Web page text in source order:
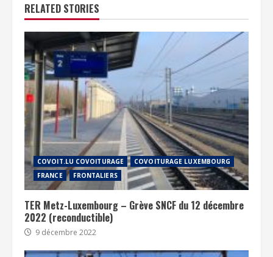
RELATED STORIES
COVOIT.LU COVOITURAGE
COVOITURAGE LUXEMBOURG
FRANCE
FRONTALIERS
TER Metz-Luxembourg – Grève SNCF du 12 décembre
2022 (reconductible)
9 décembre 2022